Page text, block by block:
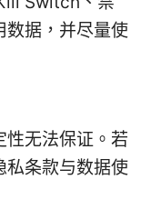
数据，并尽量使
性无法保证。若
私条款与数据使